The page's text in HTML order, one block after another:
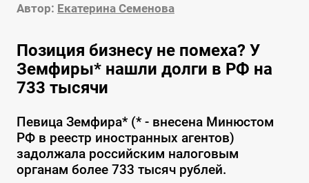
Автор: Екатерина Семенова
Позиция бизнесу не помеха? У
Земфиры* нашли долги в РФ на
733 тысячи
Певица Земфира* (* - внесена Минюстом
РФ в реестр иностранных агентов)
задолжала российским налоговым
органам более 733 тысяч рублей.